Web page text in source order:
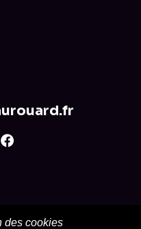
des cookies